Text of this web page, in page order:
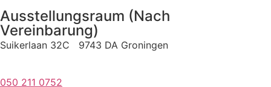
Ausstellungsraum (Nach
Vereinbarung)
Suikerlaan 32C 9743 DA Groningen
050 211 0752